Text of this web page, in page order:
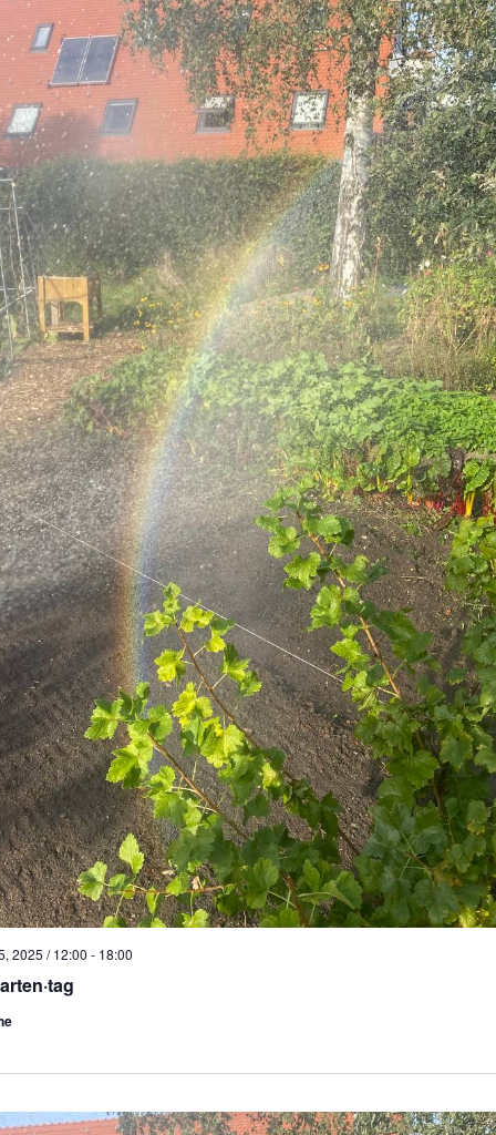
2025 / 12:00 - 18:00